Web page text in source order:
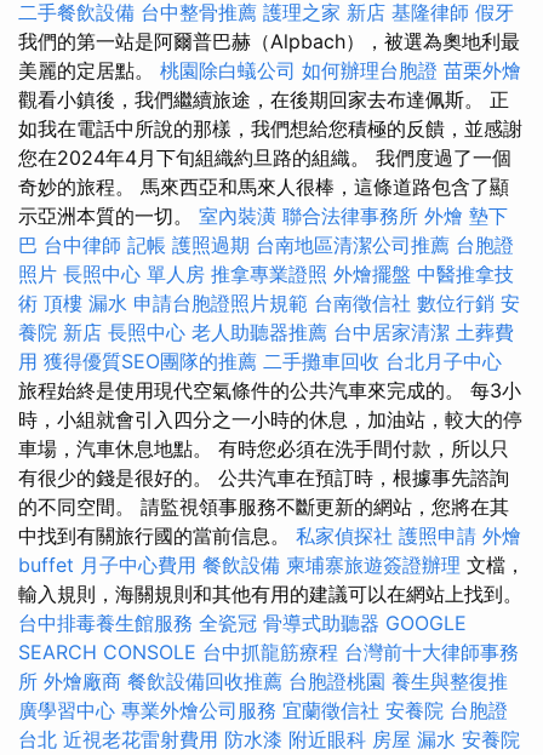
二手餐飲設備 台中整骨推薦 護理之家 新店 基隆律師 假牙
我們的第一站是阿爾普巴赫（Alpbach），被選為奧地利最
美麗的定居點。 桃園除白蟻公司 如何辦理台胞證 苗栗外燴
觀看小鎮後，我們繼續旅途，在後期回家去布達佩斯。 正
如我在電話中所說的那樣，我們想給您積極的反饋，並感謝
您在2024年4月下旬組織約旦路的組織。 我們度過了一個
奇妙的旅程。 馬來西亞和馬來人很棒，這條道路包含了顯
示亞洲本質的一切。 室內裝潢 聯合法律事務所 外燴 墊下
巴 台中律師 記帳 護照過期 台南地區清潔公司推薦 台胞證
照片 長照中心 單人房 推拿專業證照 外燴擺盤 中醫推拿技
術 頂樓 漏水 申請台胞證照片規範 台南徵信社 數位行銷 安
養院 新店 長照中心 老人助聽器推薦 台中居家清潔 土葬費
用 獲得優質SEO團隊的推薦 二手攤車回收 台北月子中心
旅程始終是使用現代空氣條件的公共汽車來完成的。 每3小
時，小組就會引入四分之一小時的休息，加油站，較大的停
車場，汽車休息地點。 有時您必須在洗手間付款，所以只
有很少的錢是很好的。 公共汽車在預訂時，根據事先諮詢
的不同空間。 請監視領事服務不斷更新的網站，您將在其
中找到有關旅行國的當前信息。 私家偵探社 護照申請 外燴
buffet 月子中心費用 餐飲設備 柬埔寨旅遊簽證辦理 文檔，
輸入規則，海關規則和其他有用的建議可以在網站上找到。
台中排毒養生館服務 全瓷冠 骨導式助聽器 GOOGLE
SEARCH CONSOLE 台中抓龍筋療程 台灣前十大律師事務
所 外燴廠商 餐飲設備回收推薦 台胞證桃園 養生與整復推
廣學習中心 專業外燴公司服務 宜蘭徵信社 安養院 台胞證
台北 近視老花雷射費用 防水漆 附近眼科 房屋 漏水 安養院